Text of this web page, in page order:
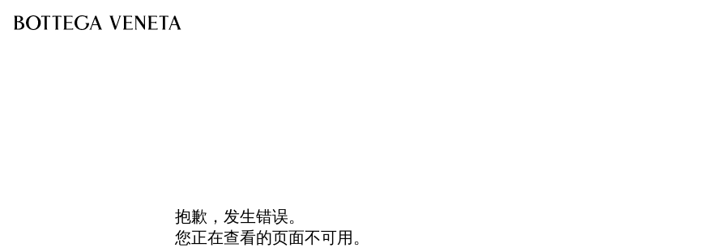
抱歉，发生错误。
您正在查看的页面不可用。